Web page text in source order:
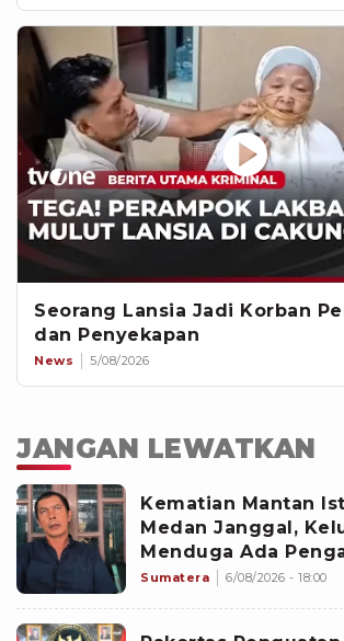
Seorang Lansia Jadi Korban
dan Penyekapan
News 5/08/2026
JANGAN LEWATKAN
Kematian Mantan
Medan Janggal,
Menduga Ada
Sumatera 6/08/2026 - 18:00